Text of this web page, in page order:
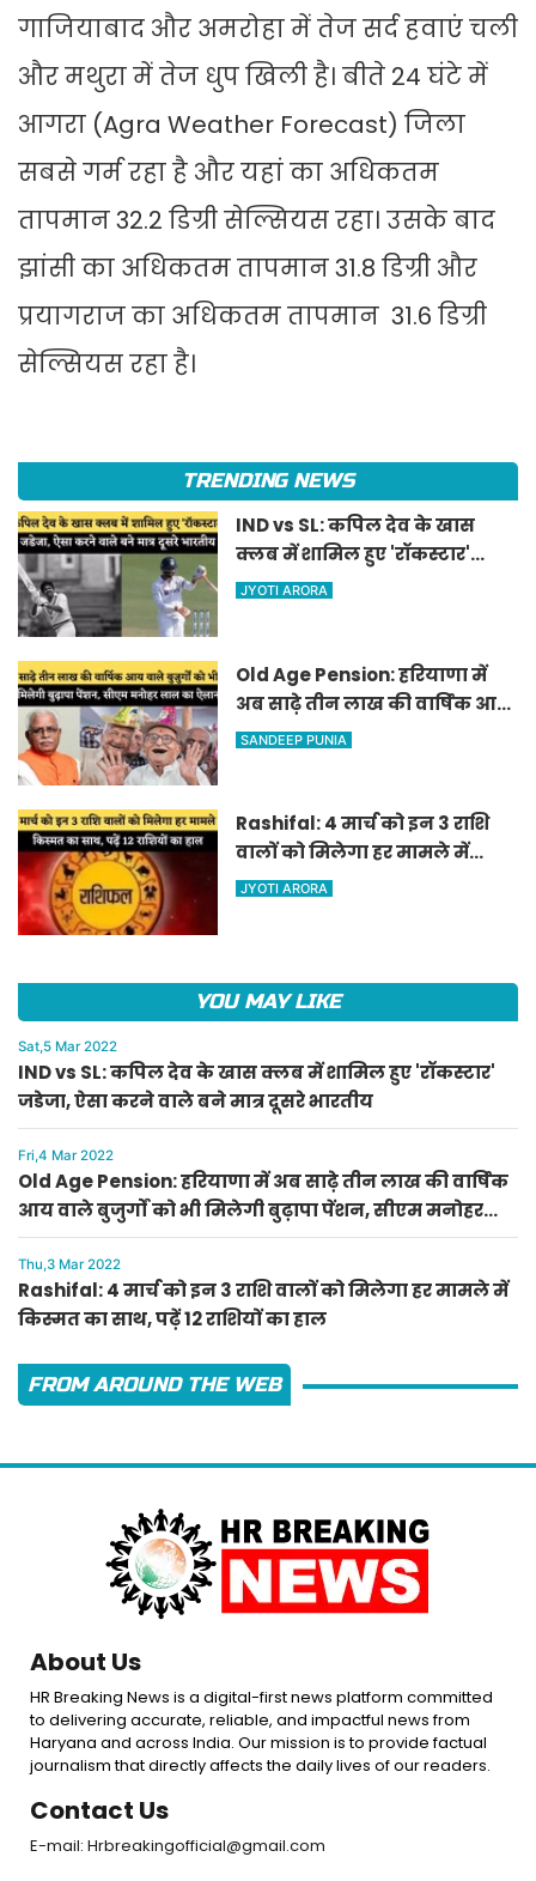
गाजियाबाद और अमरोहा में तेज सर्द हवाएं चली
और मथुरा में तेज धुप खिली है। बीते 24 घंटे में
आगरा (Agra Weather Forecast) जिला
सबसे गर्म रहा है और यहां का अधिकतम
तापमान 32.2 डिग्री सेल्सियस रहा। उसके बाद
झांसी का अधिकतम तापमान 31.8 डिग्री और
प्रयागराज का अधिकतम तापमान 31.6 डिग्री
सेल्सियस रहा है।
TRENDING NEWS
IND vs SL: कपिल देव के खास
क्लब में शामिल हुए 'रॉकस्टार'
जडेजा, ऐसा करने वाले बने मात्र
JYOTI ARORA
Old Age Pension: हरियाणा में
अब साढ़े तीन लाख की वार्षिक आय
वाले बुजुर्गों को भी मिलेगी बुढ़ापा
SANDEEP PUNIA
Rashifal: 4 मार्च को इन 3 राशि
वालों को मिलेगा हर मामले में
किस्मत का साथ, पढ़ें 12 राशियों का
JYOTI ARORA
YOU MAY LIKE
Sat,5 Mar 2022
IND vs SL: कपिल देव के खास क्लब में शामिल हुए 'रॉकस्टार'
जडेजा, ऐसा करने वाले बने मात्र दूसरे भारतीय
Fri,4 Mar 2022
Old Age Pension: हरियाणा में अब साढ़े तीन लाख की वार्षिक
आय वाले बुजुर्गों को भी मिलेगी बुढ़ापा पेंशन, सीएम मनोहर
लाल का ऐलान
Thu,3 Mar 2022
Rashifal: 4 मार्च को इन 3 राशि वालों को मिलेगा हर मामले में
किस्मत का साथ, पढ़ें 12 राशियों का हाल
FROM AROUND THE WEB
About Us
HR Breaking News is a digital-first news platform committed
to delivering accurate, reliable, and impactful news from
Haryana and across India. Our mission is to provide factual
journalism that directly affects the daily lives of our readers.
Contact Us
E-mail: Hrbreakingofficial@gmail.com